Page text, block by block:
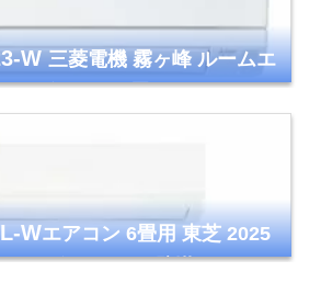
W三菱電機 霧ヶ峰 ルームエ
ーズ おもに6畳用 ピュアホワ
Wエアコン 6畳用 東芝 2025
ーズ ホワイト 壁掛け クーラ